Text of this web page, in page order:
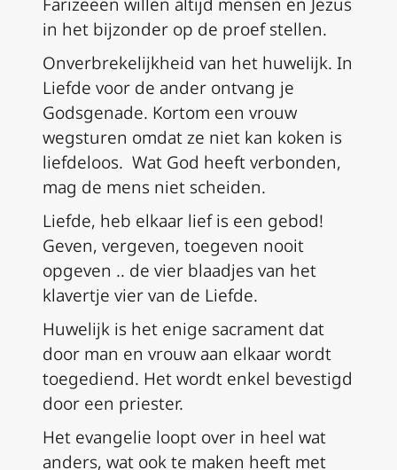
in het bijzonder op de proef stellen.
Onverbrekelijkheid van het huwelijk. In
Liefde voor de ander ontvang je
Godsgenade. Kortom een vrouw
wegsturen omdat ze niet kan koken is
liefdeloos. Wat God heeft verbonden,
mag de mens niet scheiden.
Liefde, heb elkaar lief is een gebod!
Geven, vergeven, toegeven nooit
opgeven .. de vier blaadjes van het
klavertje vier van de Liefde.
Huwelijk is het enige sacrament dat
door man en vrouw aan elkaar wordt
toegediend. Het wordt enkel bevestigd
door een priester.
Het evangelie loopt over in heel wat
anders, wat ook te maken heeft met